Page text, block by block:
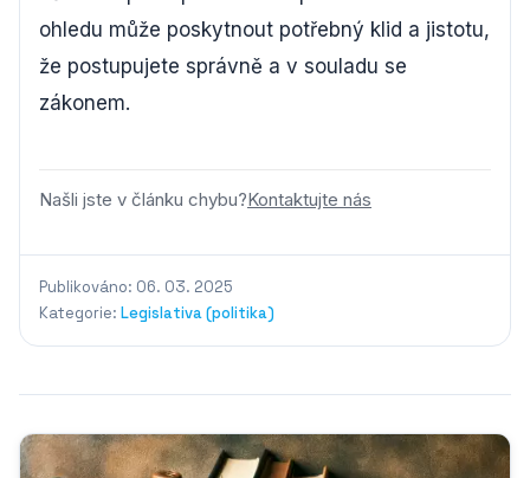
ohledu může poskytnout potřebný klid a jistotu,
že postupujete správně a v souladu se
zákonem.
Našli jste v článku chybu?Kontaktujte nás
Publikováno: 06. 03. 2025
Kategorie: Legislativa (politika)